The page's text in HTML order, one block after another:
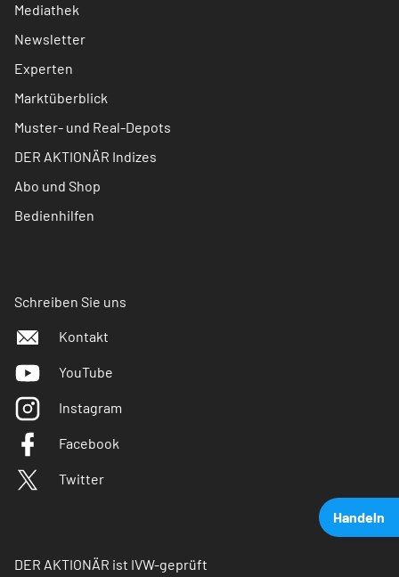
Handeln
Mediathek
Newsletter
Experten
Marktüberblick
Muster- und Real-Depots
DER AKTIONÄR Indizes
Abo und Shop
Bedienhilfen
Schreiben Sie uns
Kontakt
YouTube
Instagram
Facebook
Twitter
DER AKTIONÄR ist IVW-geprüft